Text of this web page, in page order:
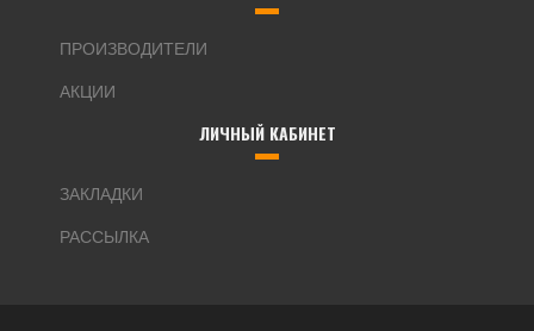
ПРОИЗВОДИТЕЛИ
АКЦИИ
ЛИЧНЫЙ КАБИНЕТ
ЗАКЛАДКИ
РАССЫЛКА